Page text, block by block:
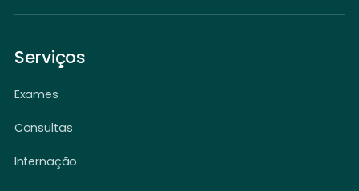
Serviços
Exames
Consultas
Internação